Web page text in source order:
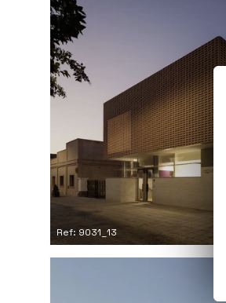
Ref: 9031_13